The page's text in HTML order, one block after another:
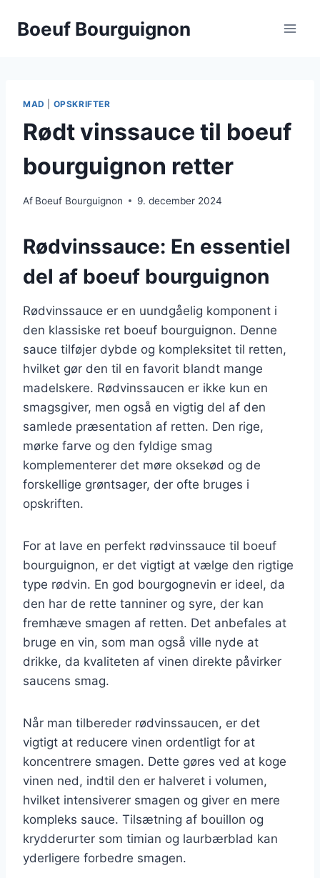
Boeuf Bourguignon
MAD OPSKRIFTER
Rødt vinssauce til boeuf
bourguignon retter
Af Boeuf Bourguignon 9. december 2024
Rødvinssauce: En essentiel
del af boeuf bourguignon
Rødvinssauce er en uundgåelig komponent i
den klassiske ret boeuf bourguignon. Denne
sauce tilføjer dybde og kompleksitet til retten,
hvilket gør den til en favorit blandt mange
madelskere. Rødvinssaucen er ikke kun en
smagsgiver, men også en vigtig del af den
samlede præsentation af retten. Den rige,
mørke farve og den fyldige smag
komplementerer det møre oksekød og de
forskellige grøntsager, der ofte bruges i
opskriften.
For at lave en perfekt rødvinssauce til boeuf
bourguignon, er det vigtigt at vælge den rigtige
type rødvin. En god bourgognevin er ideel, da
den har de rette tanniner og syre, der kan
fremhæve smagen af retten. Det anbefales at
bruge en vin, som man også ville nyde at
drikke, da kvaliteten af vinen direkte påvirker
saucens smag.
Når man tilbereder rødvinssaucen, er det
vigtigt at reducere vinen ordentligt for at
koncentrere smagen. Dette gøres ved at koge
vinen ned, indtil den er halveret i volumen,
hvilket intensiverer smagen og giver en mere
kompleks sauce. Tilsætning af bouillon og
krydderurter som timian og laurbærblad kan
yderligere forbedre smagen.